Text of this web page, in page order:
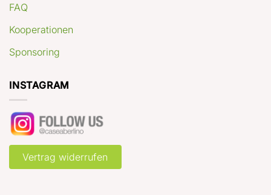
FAQ
Kooperationen
Sponsoring
INSTAGRAM
Vertrag widerrufen